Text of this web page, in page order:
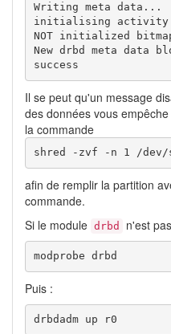
Writing meta data...
initialising activity
NOT initialized
New drbd meta data
success
Il se peut qu'un message
des données vous
la commande
shred -zvf -n 1 /dev/
afin de remplir la partition
commande.
Si le module drbd n'est
modprobe drbd
Puis :
drbdadm up r0